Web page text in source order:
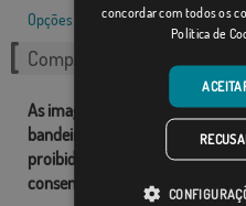
Opções de Política,
Compartilhe esta bandeira
As imagens e outros recursos
bandeiras são de propriedade
proibido a sua reprodução,
consentimento expresso da
concordar com todos os
Política de